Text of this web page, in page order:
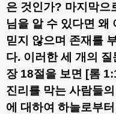
은 것인가? 마지막으
님을 알 수 있다면 왜
믿지 않으며 존재를
다. 이러한 세 개의
장 18절을 보면 [롬
진리를 막는 사람들
에 대하여 하늘로부